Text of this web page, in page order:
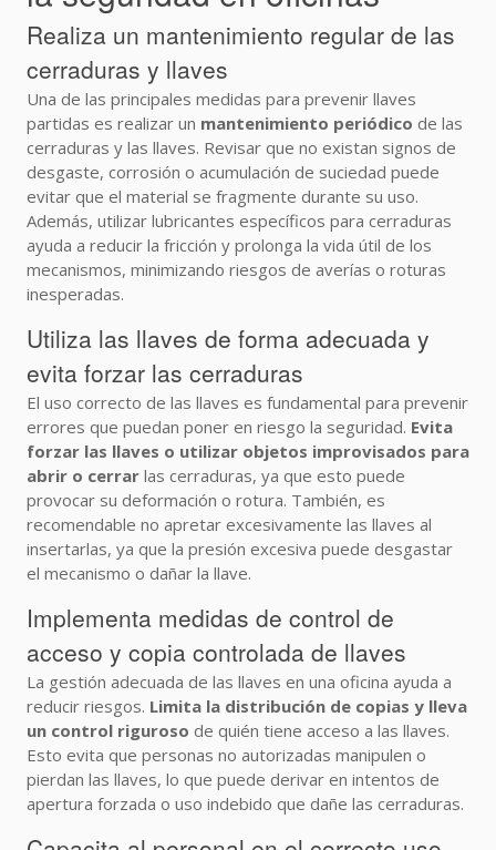
Realiza un mantenimiento regular de las
cerraduras y llaves
Una de las principales medidas para prevenir llaves
partidas es realizar un mantenimiento periódico de las
cerraduras y las llaves. Revisar que no existan signos de
desgaste, corrosión o acumulación de suciedad puede
evitar que el material se fragmente durante su uso.
Además, utilizar lubricantes específicos para cerraduras
ayuda a reducir la fricción y prolonga la vida útil de los
mecanismos, minimizando riesgos de averías o roturas
inesperadas.
Utiliza las llaves de forma adecuada y
evita forzar las cerraduras
El uso correcto de las llaves es fundamental para prevenir
errores que puedan poner en riesgo la seguridad. Evita
forzar las llaves o utilizar objetos improvisados para
abrir o cerrar las cerraduras, ya que esto puede
provocar su deformación o rotura. También, es
recomendable no apretar excesivamente las llaves al
insertarlas, ya que la presión excesiva puede desgastar
el mecanismo o dañar la llave.
Implementa medidas de control de
acceso y copia controlada de llaves
La gestión adecuada de las llaves en una oficina ayuda a
reducir riesgos. Limita la distribución de copias y lleva
un control riguroso de quién tiene acceso a las llaves.
Esto evita que personas no autorizadas manipulen o
pierdan las llaves, lo que puede derivar en intentos de
apertura forzada o uso indebido que dañe las cerraduras.